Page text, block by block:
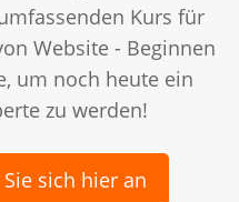
Kurs für
Website - Beginnen
um noch heute ein
zu werden!
sich hier an